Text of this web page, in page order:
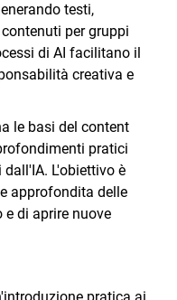
testi,
per gruppi
di AI facilitano il
creativa e
le basi del content
pratici
L'obiettivo è
approfondita delle
di aprire nuove